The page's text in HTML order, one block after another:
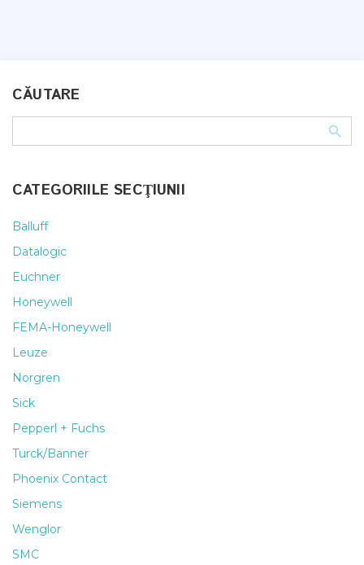
CĂUTARE
CATEGORIILE SECŢIUNII
Balluff
Datalogic
Euchner
Honeywell
FEMA-Honeywell
Leuze
Norgren
Sick
Pepperl + Fuchs
Turck/Banner
Phoenix Contact
Siemens
Wenglor
SMC